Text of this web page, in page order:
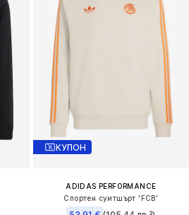
КУПОН
ADIDAS PERFORMANCE
Спортен суитшърт 'FCB'